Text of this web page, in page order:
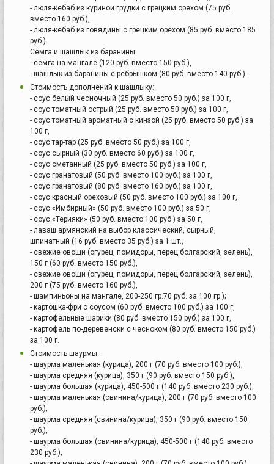
- люля-кебаб из куриной грудки с грецким орехом (75 руб.
вместо 160 руб.),
- люля-кебаб из говядины с грецким орехом (85 руб. вместо 185
руб.).
Сёмга и шашлык из баранины:
- сёмга на мангале (120 руб. вместо 150 руб.),
- шашлык из баранины с ребрышком (80 руб. вместо 140 руб.).
Стоимость дополнений к шашлыку:
- соус белый чесночный (25 руб. вместо 50 руб.) за 100 г,
- соус томатный острый (25 руб. вместо 50 руб.) за 100 г,
- соус томатный ароматный с кинзой (25 руб. вместо 50 руб.) за
100 г,
- соус тар-тар (25 руб. вместо 50 руб.) за 100 г,
- соус сырный (30 руб. вместо 60 руб.) за 100 г,
- соус сметанный (25 руб. вместо 50 руб.) за 100 г,
- соус гранатовый (50 руб. вместо 100 руб.) за 100 г,
- соус гранатовый (80 руб. вместо 160 руб.) за 100 г,
- соус красный ореховый (50 руб. вместо 100 руб.) за 100 г,
- соус «Имбирный» (50 руб. вместо 100 руб.) за 50 г,
- соус «Терияки» (50 руб. вместо 100 руб.) за 50 г,
- лаваш армянский на выбор классический, сырный,
шпинатный (16 руб. вместо 35 руб.) за 1 шт.,
- свежие овощи (огурец, помидоры, перец болгарский, зелень),
150 г (60 руб. вместо 150 руб.),
- свежие овощи (огурец, помидоры, перец болгарский, зелень),
200 г (75 руб. вместо 160 руб.),
- шампиньоны на мангале, 200-250 гр.70 руб. за 100 гр.);
- картошка-фри с соусом (60 руб. вместо 100 руб.) за 100 г,
- картофельные шарики (80 руб. вместо 150 руб.) за 100 г,
- картофель по-деревенски с чесноком (80 руб. вместо 150 руб.)
за 100 г.
Стоимость шаурмы:
- шаурма маленькая (курица), 200 г (70 руб. вместо 100 руб.),
- шаурма средняя (курица), 350 г (90 руб. вместо 150 руб.),
- шаурма большая (курица), 450-500 г (140 руб. вместо 230 руб.),
- шаурма маленькая (свинина/курица), 200 г (70 руб. вместо 100
руб.),
- шаурма средняя (свинина/курица), 350 г (90 руб. вместо 150
руб.),
- шаурма большая (свинина/курица), 450-500 г (140 руб. вместо
230 руб.),